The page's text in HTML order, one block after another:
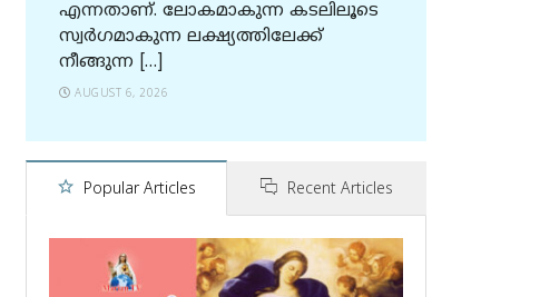
എന്നതാണ്. ലോകമാകുന്ന കടലിലൂടെ
സ്വർഗമാകുന്ന ലക്ഷ്യത്തിലേക്ക്
നീങ്ങുന്ന […]
AUGUST 6, 2026
Popular Articles Recent Articles